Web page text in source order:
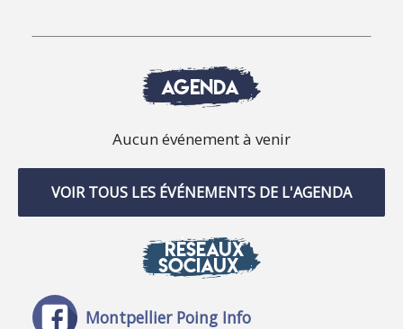
AGENDA
Aucun événement à venir
VOIR TOUS LES ÉVÉNEMENTS DE L'AGENDA
RÉSEAUX
SOCIAUX
Montpellier Poing Info